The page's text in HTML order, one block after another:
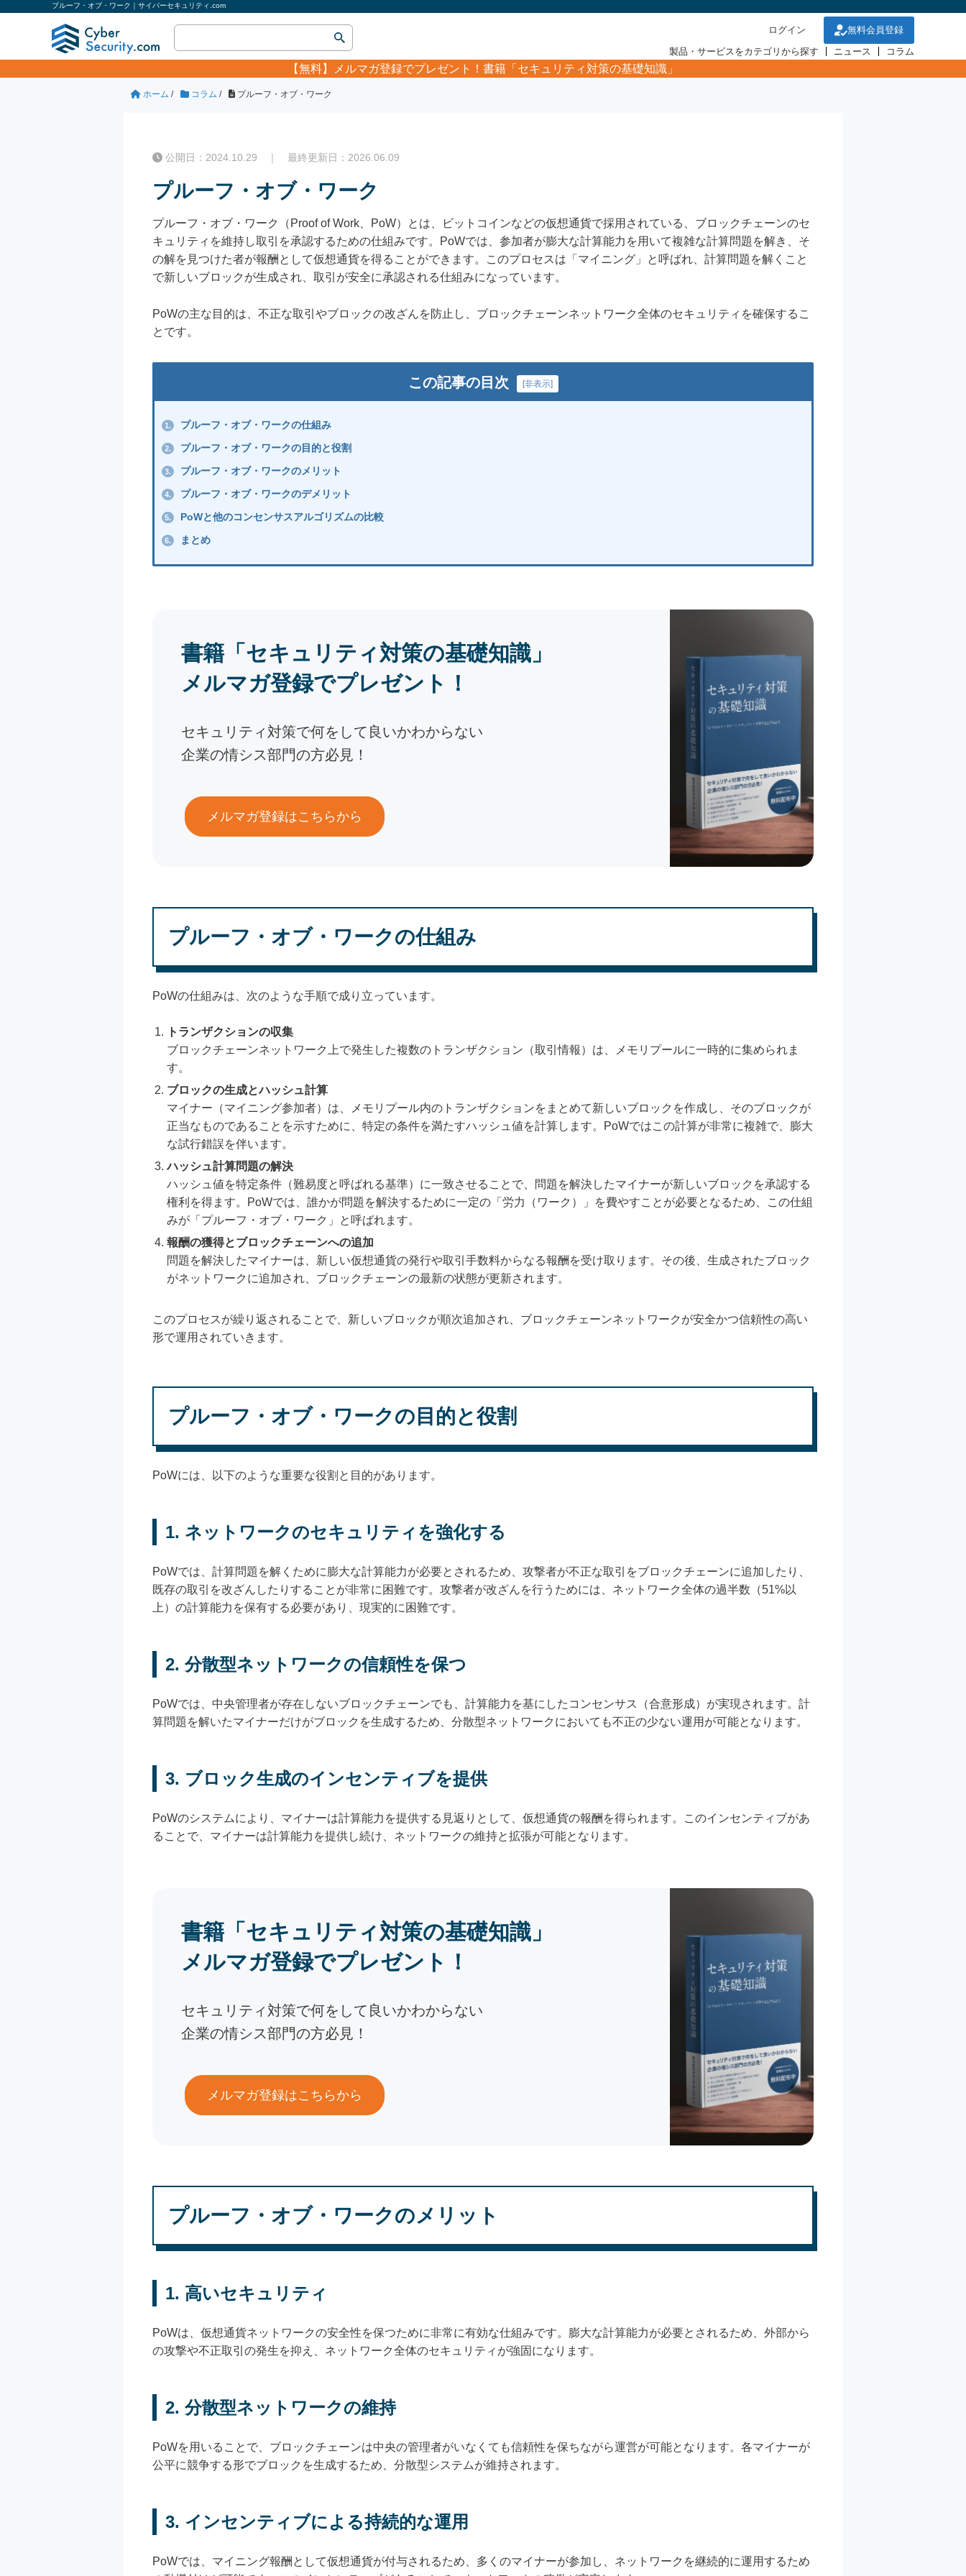
プルーフ・オブ・ワーク｜サイバーセキュリティ.com
ログイン
無料会員登録
製品・サービスをカテゴリから探す
ニュース コラム
【無料】 メルマガ登録でプレゼント！書籍「セキュリティ対策の基礎知識」
ホーム / コラム / プルーフ・オブ・ワーク
公開日：2024.10.29 ｜ 最終更新日：2026.06.09
プルーフ・オブ・ワーク
プルーフ・オブ・ワーク（Proof of Work、PoW）とは、ビットコインなどの仮想通貨で採用されている、ブロックチェーンのセ
キュリティを維持し取引を承認するための仕組みです。PoWでは、参加者が膨大な計算能力を用いて複雑な計算問題を解き、そ
の解を見つけた者が報酬として仮想通貨を得ることができます。このプロセスは「マイニング」と呼ばれ、計算問題を解くこと
で新しいブロックが生成され、取引が安全に承認される仕組みになっています。
PoWの主な目的は、不正な取引やブロックの改ざんを防止し、ブロックチェーンネットワーク全体のセキュリティを確保するこ
とです。
この記事の目次 [非表示]
1. プルーフ・オブ・ワークの仕組み
2. プルーフ・オブ・ワークの目的と役割
3. プルーフ・オブ・ワークのメリット
4. プルーフ・オブ・ワークのデメリット
5. PoWと他のコンセンサスアルゴリズムの比較
6. まとめ
書籍「セキュリティ対策の基礎知識」
メルマガ登録でプレゼント！
セキュリティ対策で何をして良いかわからない
企業の情シス部門の方必見！
メルマガ登録はこちらから
プルーフ・オブ・ワークの仕組み
PoWの仕組みは、次のような手順で成り立っています。
トランザクションの収集
ブロックチェーンネットワーク上で発生した複数のトランザクション（取引情報）は、メモリプールに一時的に集められま
す。
ブロックの生成とハッシュ計算
マイナー（マイニング参加者）は、メモリプール内のトランザクションをまとめて新しいブロックを作成し、そのブロックが
正当なものであることを示すために、特定の条件を満たすハッシュ値を計算します。PoWではこの計算が非常に複雑で、膨大
な試行錯誤を伴います。
ハッシュ計算問題の解決
ハッシュ値を特定条件（難易度と呼ばれる基準）に一致させることで、問題を解決したマイナーが新しいブロックを承認する
権利を得ます。PoWでは、誰かが問題を解決するために一定の「労力（ワーク）」を費やすことが必要となるため、この仕組
みが「プルーフ・オブ・ワーク」と呼ばれます。
報酬の獲得とブロックチェーンへの追加
問題を解決したマイナーは、新しい仮想通貨の発行や取引手数料からなる報酬を受け取ります。その後、生成されたブロック
がネットワークに追加され、ブロックチェーンの最新の状態が更新されます。
このプロセスが繰り返されることで、新しいブロックが順次追加され、ブロックチェーンネットワークが安全かつ信頼性の高い
形で運用されていきます。
プルーフ・オブ・ワークの目的と役割
PoWには、以下のような重要な役割と目的があります。
1. ネットワークのセキュリティを強化する
PoWでは、計算問題を解くために膨大な計算能力が必要とされるため、攻撃者が不正な取引をブロックチェーンに追加したり、
既存の取引を改ざんしたりすることが非常に困難です。攻撃者が改ざんを行うためには、ネットワーク全体の過半数（51%以
上）の計算能力を保有する必要があり、現実的に困難です。
2. 分散型ネットワークの信頼性を保つ
PoWでは、中央管理者が存在しないブロックチェーンでも、計算能力を基にしたコンセンサス（合意形成）が実現されます。計
算問題を解いたマイナーだけがブロックを生成するため、分散型ネットワークにおいても不正の少ない運用が可能となります。
3. ブロック生成のインセンティブを提供
PoWのシステムにより、マイナーは計算能力を提供する見返りとして、仮想通貨の報酬を得られます。このインセンティブがあ
ることで、マイナーは計算能力を提供し続け、ネットワークの維持と拡張が可能となります。
書籍「セキュリティ対策の基礎知識」
メルマガ登録でプレゼント！
セキュリティ対策で何をして良いかわからない
企業の情シス部門の方必見！
メルマガ登録はこちらから
プルーフ・オブ・ワークのメリット
1. 高いセキュリティ
PoWは、仮想通貨ネットワークの安全性を保つために非常に有効な仕組みです。膨大な計算能力が必要とされるため、外部から
の攻撃や不正取引の発生を抑え、ネットワーク全体のセキュリティが強固になります。
2. 分散型ネットワークの維持
PoWを用いることで、ブロックチェーンは中央の管理者がいなくても信頼性を保ちながら運営が可能となります。各マイナーが
公平に競争する形でブロックを生成するため、分散型システムが維持されます。
3. インセンティブによる持続的な運用
PoWでは、マイニング報酬として仮想通貨が付与されるため、多くのマイナーが参加し、ネットワークを継続的に運用するため